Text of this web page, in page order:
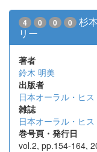
4 0 0 0
杉
リー
著者
鈴木 明美
出版者
日本オーラル・ヒ
雑誌
日本オーラル・ヒ
巻号頁・発行日
vol.2, pp.154-164,